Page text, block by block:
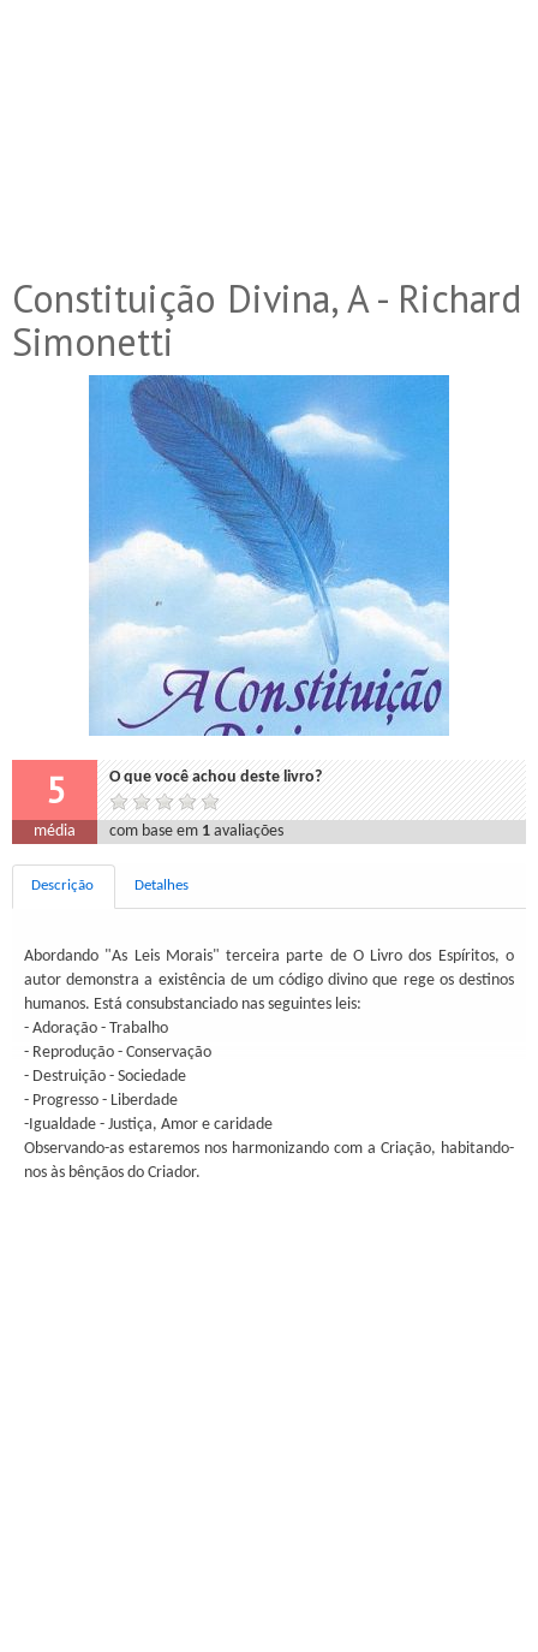
Constituição Divina, A - Richard
Simonetti
5 O que você achou deste livro?
média com base em 1 avaliações
Descrição Detalhes
Abordando "As Leis Morais" terceira parte de O Livro dos Espíritos, o
autor demonstra a existência de um código divino que rege os destinos
humanos. Está consubstanciado nas seguintes leis:
- Adoração - Trabalho
- Reprodução - Conservação
- Destruição - Sociedade
- Progresso - Liberdade
-Igualdade - Justiça, Amor e caridade
Observando-as estaremos nos harmonizando com a Criação, habitando-
nos às bênçãos do Criador.